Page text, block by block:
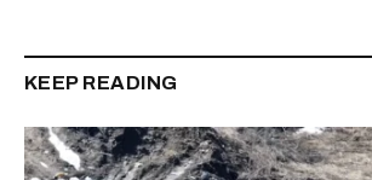
KEEP READING